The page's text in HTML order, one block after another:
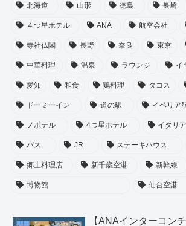
北海道 山形 徳島 長崎
４つ星ホテル ANA 航空会社
寺社仏閣 長野 奈良 東京
中華料理 温泉 ラウンジ イ
愛知 和食 鶏料理 タコス
ドーミーイン 道の駅 イベリア
ノボテル 4つ星ホテル イタリ
バス JR ステーキハウス
郷土料理店 新千歳空港 新幹線
博物館 仙台空港
【ANAインターコン